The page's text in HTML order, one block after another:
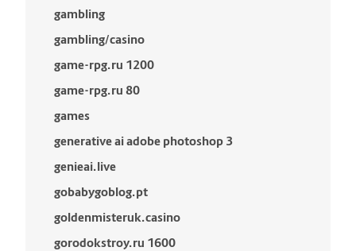
gambling
gambling/casino
game-rpg.ru 1200
game-rpg.ru 80
games
generative ai adobe photoshop 3
genieai.live
gobabygoblog.pt
goldenmisteruk.casino
gorodokstroy.ru 1600